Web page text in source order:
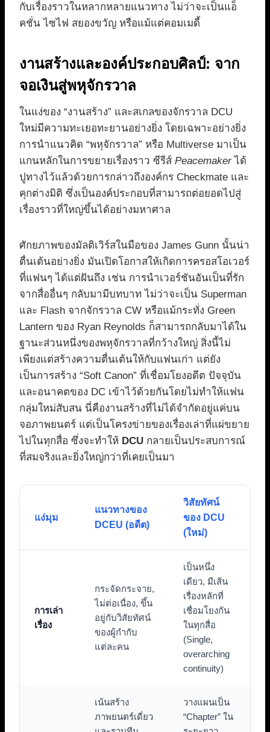
กับเรื่องราวในหลากหลายแนวทาง ไม่ว่าจะเป็นแอ็
คชั่น ไซไฟ สยองขวัญ หรือแม้แต่คอมเมดี้
งานสร้างและองค์ประกอบศิลป์: จาก
จอเงินสู่พหุจักรวาล
ในแง่ของ “งานสร้าง” และสเกลของจักรวาล DCU
ใหม่มีความทะเยอทะยานอย่างยิ่ง โดยเฉพาะอย่างยิ่ง
การนำแนวคิด “พหุจักรวาล” หรือ Multiverse มาเป็น
แกนหลักในการขยายเรื่องราว ซีรีส์ Peacemakerได้
ปูทางไว้แล้วด้วยการกล่าวถึงองค์กร Checkmate และ
คุกต่างมิติ ซึ่งเป็นองค์ประกอบที่สามารถต่อยอดไปสู่
เรื่องราวที่ใหญ่ขึ้นได้อย่างมหาศาล
ศักยภาพของมัลติเวิร์สในมือของ James Gunn นั้นน่า
ตื่นเต้นอย่างยิ่ง มันเปิดโอกาสให้เกิดการครอสโอเวอร์
ที่แฟนๆ ได้แต่ฝันถึง เช่น การนำเวอร์ชันอันเป็นที่รัก
จากสื่ออื่นๆ กลับมามีบทบาท ไม่ว่าจะเป็น Superman
และ Flash จากจักรวาล CW หรือแม้กระทั่ง Green
Lantern ของ Ryan Reynolds ก็สามารถกลับมาได้ใน
ฐานะส่วนหนึ่งของพหุจักรวาลที่กว้างใหญ่ สิ่งนี้ไม่
เพียงแต่สร้างความตื่นเต้นให้กับแฟนเก่า แต่ยัง
เป็นการสร้าง “Soft Canon” ที่เชื่อมโยงอดีต ปัจจุบัน
และอนาคตของ DC เข้าไว้ด้วยกันโดยไม่ทำให้แฟน
กลุ่มใหม่สับสน นี่คืองานสร้างที่ไม่ได้จำกัดอยู่แค่บน
จอภาพยนตร์ แต่เป็นโครงข่ายของเรื่องเล่าที่แผ่ขยาย
ไปในทุกสื่อ ซึ่งจะทำให้ DCU กลายเป็นประสบการณ์
ที่สมจริงและยิ่งใหญ่กว่าที่เคยเป็นมา
แง่มุม
แนวทางของ
DCEU (อดีต)
วิสัยทัศน์
ของ DCU
(ใหม่)
การเล่า
เรื่อง
กระจัดกระจาย,
ไม่ต่อเนื่อง, ขึ้น
อยู่กับวิสัยทัศน์
ของผู้กำกับ
แต่ละคน
เป็นหนึ่ง
เดียว, มีเส้น
เรื่องหลักที่
เชื่อมโยงกัน
ในทุกสื่อ
(Single,
overarching
continuity)
เน้นสร้าง
ภาพยนตร์เดี่ยว
วางแผนเป็น
“Chapter” ใน